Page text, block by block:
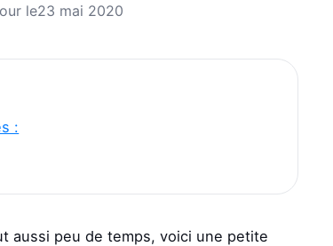
le23 mai 2020
:
aussi peu de temps, voici une petite